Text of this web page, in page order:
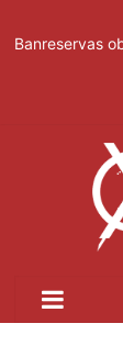
Banreservas
SNS:
por el
Verónica
Agente de la
desaparecida